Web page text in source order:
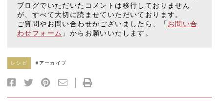
ブログでいただいたコメントは移行しておりません
が、すべて大切に読ませていただいております。
ご質問やお問い合わせがございましたら、「 お問い合
わせフォーム 」からお願いいたします。
レシピ # アーカイブ